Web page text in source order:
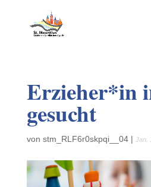
Erzieher*in
gesucht
von stm_RLF6r0skpqi__04| Jan.